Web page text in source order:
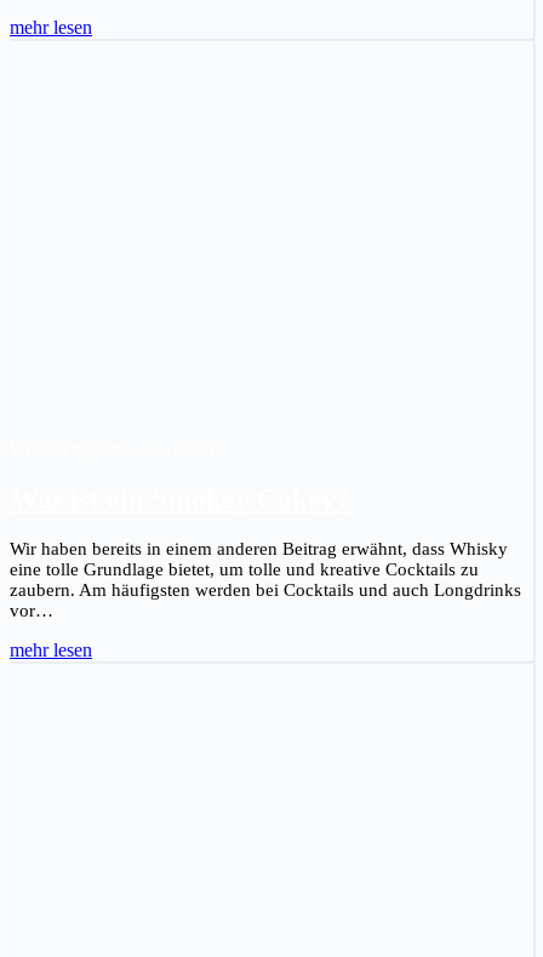
mehr lesen
Wir haben bereits in einem anderen Beitrag erwähnt, dass Whisky
eine tolle Grundlage bietet, um tolle und kreative Cocktails zu
zaubern. Am häufigsten werden bei Cocktails und auch Longdrinks
vor…
mehr lesen